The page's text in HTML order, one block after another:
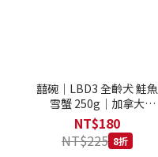
囍碗｜LBD3 全齡犬 鮭魚
雪蟹 250g｜加拿大
Loveabowl 天然無穀糧
250克 成犬 無穀狗飼料
NT$180
NT$225 8折